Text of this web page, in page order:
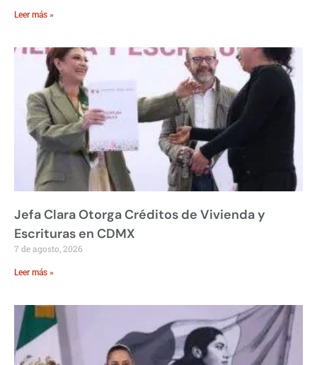
Leer más »
Jefa Clara Otorga Créditos de Vivienda y
Escrituras en CDMX
7 de agosto, 2026
Leer más »